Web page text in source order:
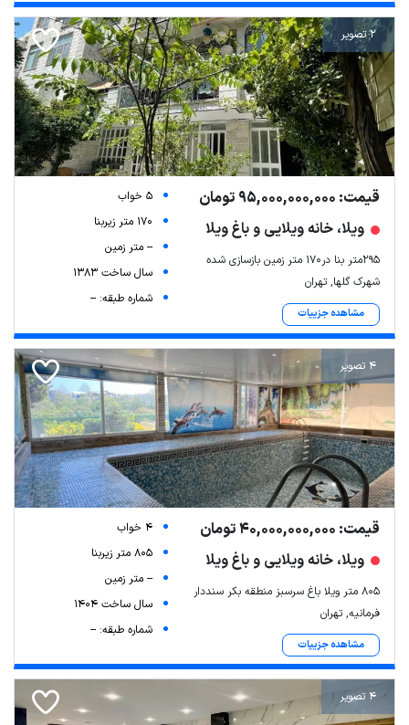
2 تصویر
قیمت: 95,000,000,000 تومان
ویلا، خانه ویلایی و باغ ویلا
۲۹۵متر بنا در۱۷۰ متر زمین بازسازی شده
شهرک گلها, تهران
مشاهده جزییات
5 خواب
170 متر زیربنا
-- متر زمین
سال ساخت 1383
شماره طبقه: --
4 تصویر
قیمت: 40,000,000,000 تومان
ویلا، خانه ویلایی و باغ ویلا
805 متر ویلا باغ سرسبز منطقه بکر سنددار
فرمانیه, تهران
مشاهده جزییات
4 خواب
805 متر زیربنا
-- متر زمین
سال ساخت 1404
شماره طبقه: --
4 تصویر